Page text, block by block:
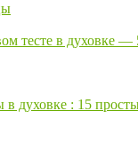
тесте в духовке
в духовке : 15